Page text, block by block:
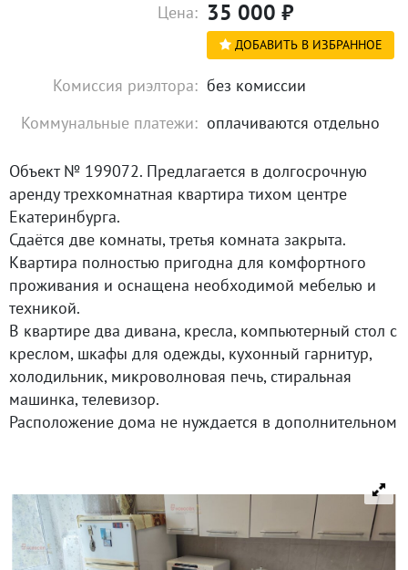
Цена: 35 000 ₽
ДОБАВИТЬ В ИЗБРАННОЕ
Комиссия риэлтора: без комиссии
Коммунальные платежи: оплачиваются отдельно
Объект № 199072. Предлагается в долгосрочную
аренду трехкомнатная квартира тихом центре
Екатеринбурга.
Сдаётся две комнаты, третья комната закрыта.
Квартира полностью пригодна для комфортного
проживания и оснащена необходимой мебелью и
техникой.
В квартире два дивана, кресла, компьютерный стол с
креслом, шкафы для одежды, кухонный гарнитур,
холодильник, микроволновая печь, стиральная
машинка, телевизор.
Расположение дома не нуждается в дополнительном
ежемесячного платежа, можно разделить.
Рассмотри порядочных арендаторов, без вредных
привычек, без животных.
Звоните и приходите на просмотр.